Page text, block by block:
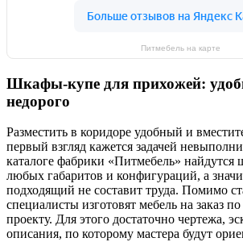
Питмебель на карте
Шкафы-купе для прихожей:
недорого
Разместить в коридоре удобный и
первый взгляд кажется задачей
каталоге фабрики «Питмебель»
любых габаритов и конфигураций, а
подходящий не составит труда. Помимо
специалисты изготовят мебель на заказ
проекту. Для этого достаточно чертежа,
описания, по которому мастера будут